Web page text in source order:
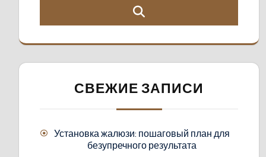
СВЕЖИЕ ЗАПИСИ
Установка жалюзи: пошаговый план для
безупречного результата